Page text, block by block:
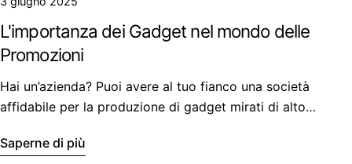
L'importanza dei Gadget nel mondo delle
Promozioni
Hai un’azienda? Puoi avere al tuo fianco una società
affidabile per la produzione di gadget mirati di alto
Saperne di più